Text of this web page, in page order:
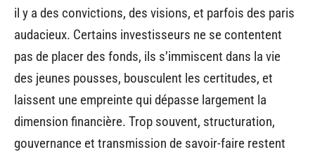
il y a des convictions, des visions, et parfois des paris
audacieux. Certains investisseurs ne se contentent
pas de placer des fonds, ils s’immiscent dans la vie
des jeunes pousses, bousculent les certitudes, et
laissent une empreinte qui dépasse largement la
dimension financière. Trop souvent, structuration,
gouvernance et transmission de savoir-faire restent